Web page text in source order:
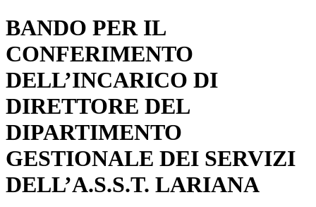
BANDO PER IL
CONFERIMENTO
DELL’INCARICO DI
DIRETTORE DEL
DIPARTIMENTO
GESTIONALE DEI SERVIZI
DELL’A.S.S.T. LARIANA